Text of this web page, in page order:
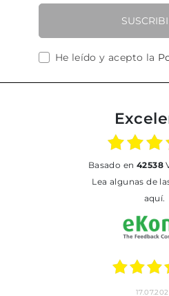
He leído y acepto la
basado en 42538
Lea algunas de las opiniones
aquí.